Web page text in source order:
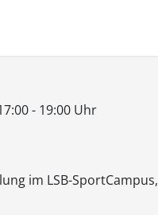
- 19:00 Uhr
im LSB-SportCampus,